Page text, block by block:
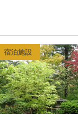
宿泊施設